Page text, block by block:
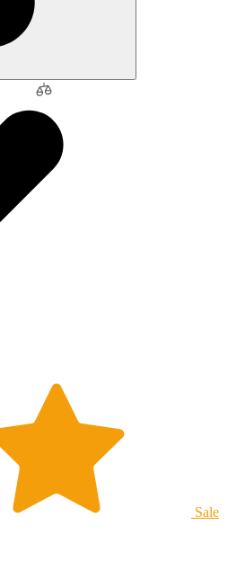
Sale